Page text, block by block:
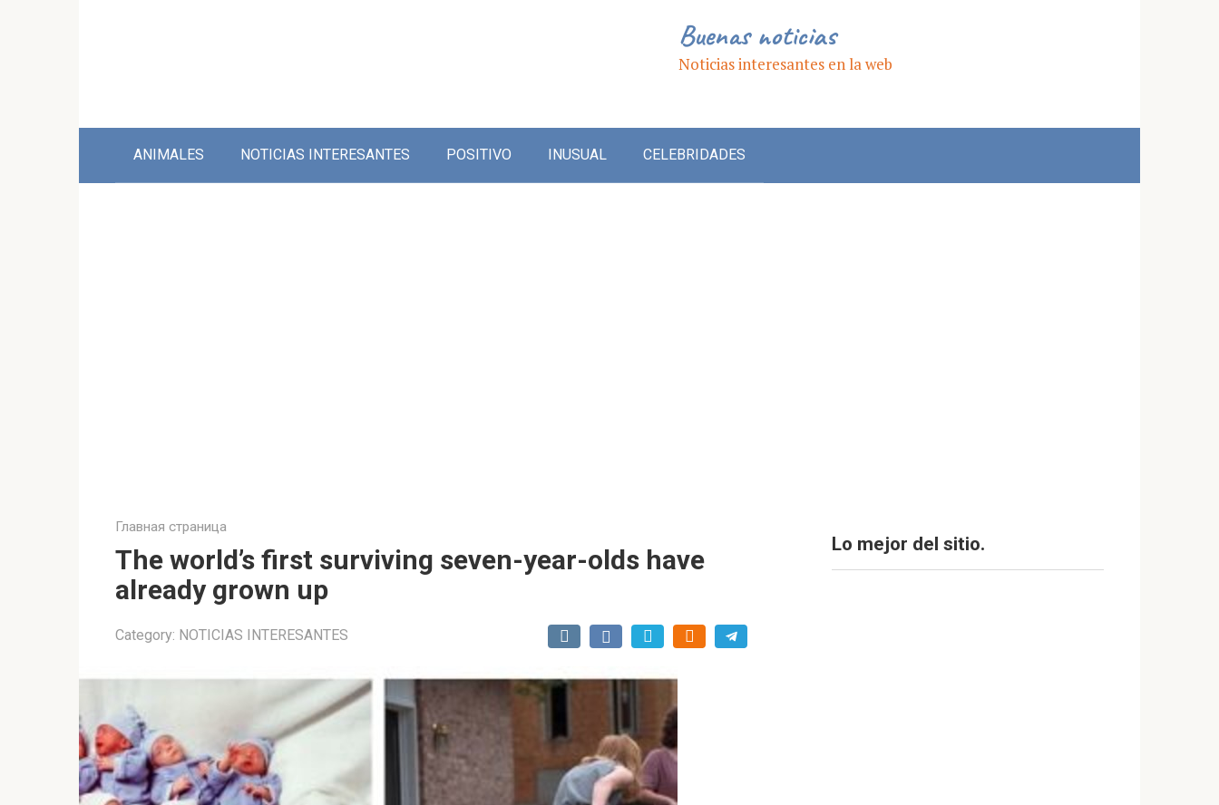
Buenas noticias
Noticias interesantes en la web
ANIMALES NOTICIAS INTERESANTES POSITIVO INUSUAL CELEBRIDADES
Главная страница
The world’s first surviving seven-year-olds have
already grown up
Category: NOTICIAS INTERESANTES
Lo mejor del sitio.